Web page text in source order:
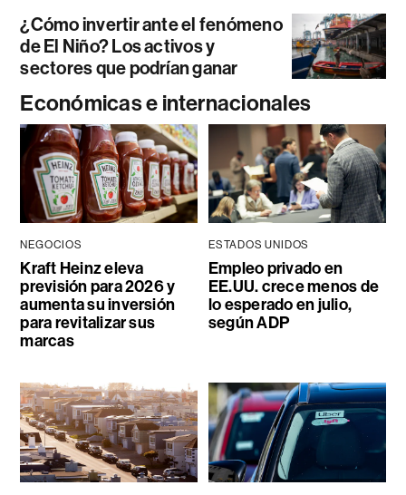
¿Cómo invertir ante el fenómeno
de El Niño? Los activos y
sectores que podrían ganar
Económicas e internacionales
NEGOCIOS
Kraft Heinz eleva
previsión para 2026 y
aumenta su inversión
para revitalizar sus
marcas
ESTADOS UNIDOS
Empleo privado en
EE.UU. crece menos de
lo esperado en julio,
según ADP